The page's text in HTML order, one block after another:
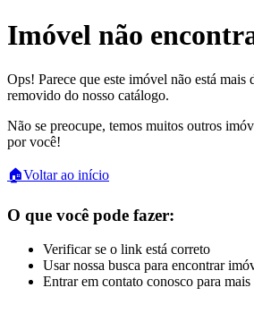
Imóvel não
Ops! Parece que este imóvel não está
removido do nosso catálogo.
Não se preocupe, temos muitos outros
por você!
🏠Voltar ao início
O que você pode fazer:
Verificar se o link está correto
Usar nossa busca para encontrar
Entrar em contato conosco para